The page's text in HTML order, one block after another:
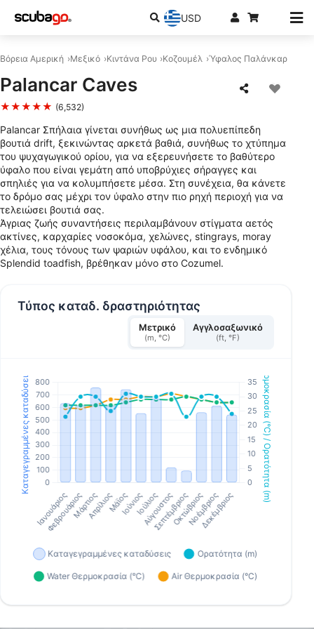
USD
Βόρεια Αμερική Μεξικό Κιντάνα Ρου Κοζουμέλ Ύφαλος Παλάνκαρ
Palancar Caves
★★★★★ (6,532)
Palancar Σπήλαια γίνεται συνήθως ως μια πολυεπίπεδη
βουτιά drift, ξεκινώντας αρκετά βαθιά, συνήθως το χτύπημα
του ψυχαγωγικού ορίου, για να εξερευνήσετε το βαθύτερο
ύφαλο που είναι γεμάτη από υποβρύχιες σήραγγες και
σπηλιές για να κολυμπήσετε μέσα. Στη συνέχεια, θα κάνετε
το δρόμο σας μέχρι τον ύφαλο στην πιο ρηχή περιοχή για να
τελειώσει βουτιά σας.
Άγριας ζωής συναντήσεις περιλαμβάνουν στίγματα αετός
ακτίνες, καρχαρίες νοσοκόμα, χελώνες, stingrays, moray
χέλια, τους τόνους των ψαριών υφάλου, και το ενδημικό
Splendid toadfish, βρέθηκαν μόνο στο Cozumel.
Τύπος καταδ. δραστηριότητας
Μετρικό
(m, °C)
Αγγλοσαξωνικό
(ft, °F)